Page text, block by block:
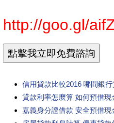
http://goo.gl/
信用貸款比較2016 哪間銀
貸款利率怎麼算 如何預借現
嘉義身分證借款 安全預借現